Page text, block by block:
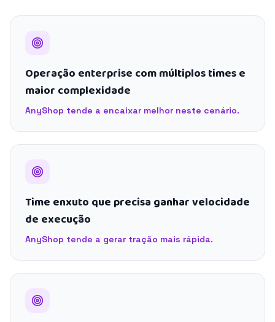
Operação enterprise com múltiplos times e
maior complexidade
AnyShop tende a encaixar melhor neste cenário.
Time enxuto que precisa ganhar velocidade
de execução
AnyShop tende a gerar tração mais rápida.